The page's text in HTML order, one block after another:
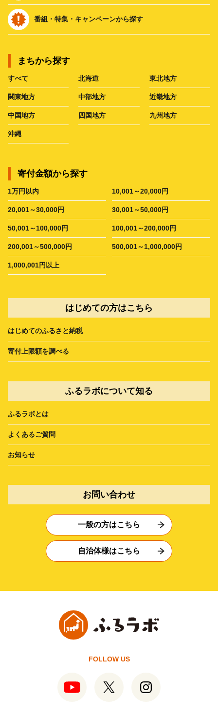
番組・特集・キャンペーンから探す
まちから探す
すべて 北海道 東北地方
関東地方 中部地方 近畿地方
中国地方 四国地方 九州地方
沖縄
寄付金額から探す
1万円以内 10,001～20,000円
20,001～30,000円 30,001～50,000円
50,001～100,000円 100,001～200,000円
200,001～500,000円 500,001～1,000,000円
1,000,001円以上
はじめての方はこちら
はじめてのふるさと納税
寄付上限額を調べる
ふるラボについて知る
ふるラボとは
よくあるご質問
お知らせ
お問い合わせ
一般の方はこちら
自治体様はこちら
FOLLOW US